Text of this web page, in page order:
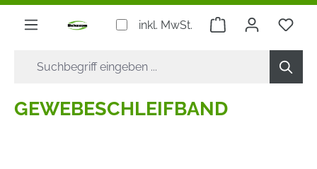
springen
inkl. MwSt. Warenkorb
GEWEBESCHLEIFBAND